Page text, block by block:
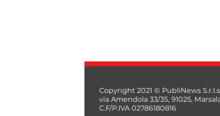
Copyright 2021 © PubliNews
via Amendola 33/35, 91025,
C.F/P.IVA 02786180816